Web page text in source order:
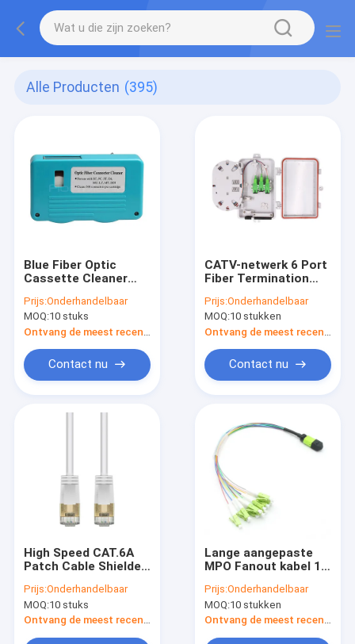
Alle Producten (395)
Blue Fiber Optic
Cassette Cleaner
Reiniging Tools voor
LC/SC/ST/FC/MU/MPO/MTRJ
Prijs:Onderhandelbaar
MOQ:10 stuks
Contact nu
CATV-netwerk 6 Port
Fiber Termination
terminal box
Prijs:Onderhandelbaar
MOQ:10 stukken
Contact nu
High Speed CAT.6A
Patch Cable Shielded
Ethernet Network
Patch Cable
Prijs:Onderhandelbaar
MOQ:10 stuks
Lange aangepaste
MPO Fanout kabel 12
100G Hytrel Jacket
Prijs:Onderhandelbaar
MOQ:10 stukken